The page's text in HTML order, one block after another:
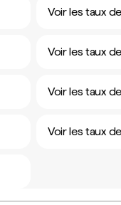
Voir les taux
Voir les taux
Voir les taux
Voir les taux